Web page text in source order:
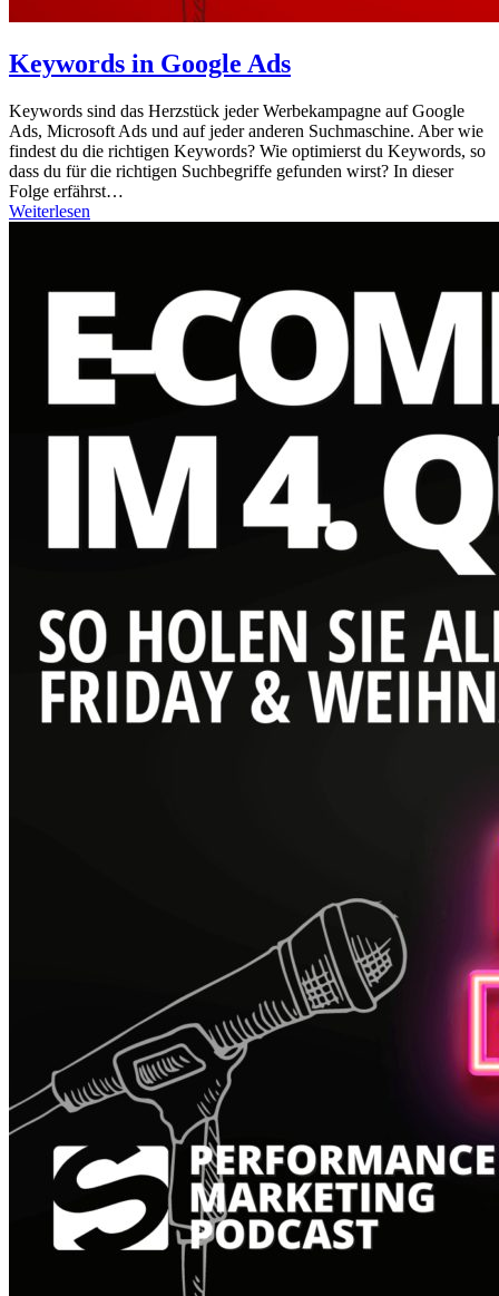
Keywords in Google Ads
Keywords sind das Herzstück jeder Werbekampagne auf Google
Ads, Microsoft Ads und auf jeder anderen Suchmaschine. Aber wie
findest du die richtigen Keywords? Wie optimierst du Keywords, so
dass du für die richtigen Suchbegriffe gefunden wirst? In dieser
Folge erfährst…
Weiterlesen